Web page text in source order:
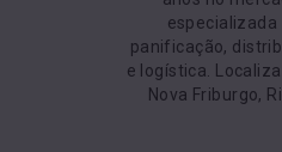
especializada
panificação,
e logística.
Nova Friburgo,